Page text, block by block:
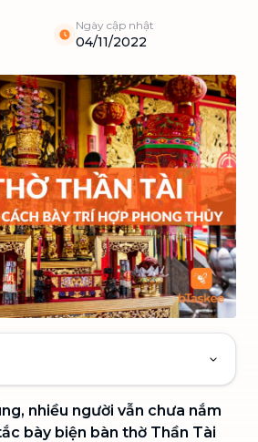
Ngày cập nhật
04/11/2022
nhiều người vẫn chưa nắm
bày biện bàn thờ Thần Tài